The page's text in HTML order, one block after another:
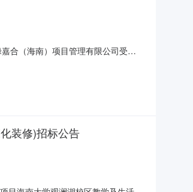
合（海南）项目管理有限公司受海
开标室顺利完成开标工作，在评标
装修)招标公告